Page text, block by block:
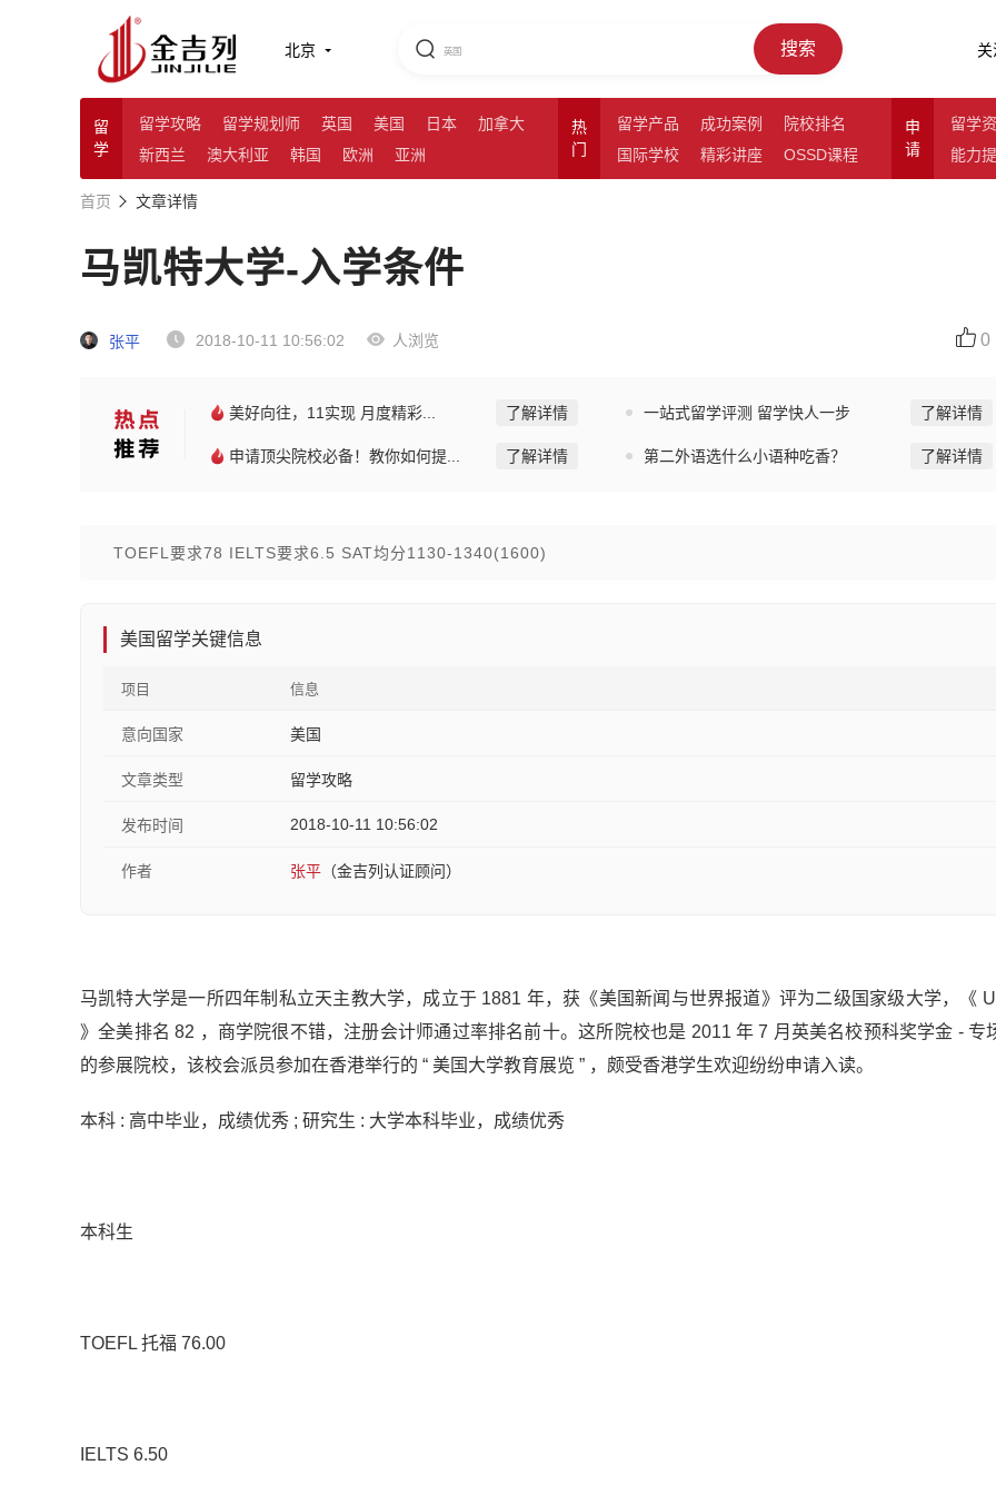
北京 搜索
留
学
留学攻略 留学规划师 英国 美国 日本
加拿大
新西兰
澳大利亚 韩国 欧洲 亚洲
热
门
留学产品 成功案例
院校排名
国际学校
精彩讲座 OSSD课程
申
请
留学
能力
首页 文章详情
马凯特大学-入学条件
张平 2018-10-11 10:56:02 人浏览 0
美好向往，11实现 月度精彩... 了解详情 一站式留学评测 留学快人一步 了解详情
申请顶尖院校必备！教你如何提... 了解详情 第二外语选什么小语种吃香？ 了解详情
TOEFL要求78 IELTS要求6.5 SAT均分1130-1340(1600)
美国留学关键信息
项目 信息
意向国家 美国
文章类型 留学攻略
发布时间 2018-10-11 10:56:02
作者 张平 （金吉列认证顾问）
马凯特大学是一所四年制私立天主教大学，成立于 1881 年，获《美国新闻与世界报道》评为二级国家级大学，《
》全美排名 82 ，商学院很不错，注册会计师通过率排名前十。这所院校也是 2011 年 7 月英美名校预科奖学金 - 专
的参展院校，该校会派员参加在香港举行的 “ 美国大学教育展览 ” ，颇受香港学生欢迎纷纷申请入读。
本科 : 高中毕业，成绩优秀 ; 研究生 : 大学本科毕业，成绩优秀
本科生
TOEFL 托福 76.00
IELTS 6.50